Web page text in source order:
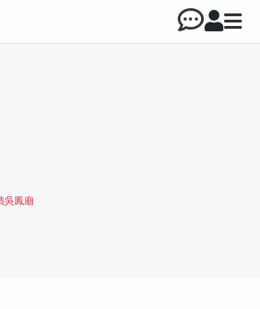
吳鳳廟